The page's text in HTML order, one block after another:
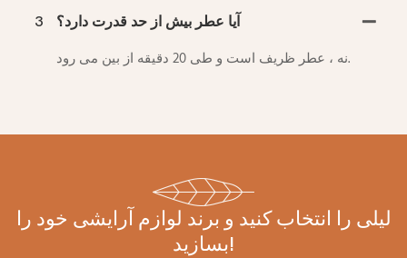
3 آیا عطر بیش از حد قدرت دارد؟
نه ، عطر ظریف است و طی 20 دقیقه از بین می رود.
لیلی را انتخاب کنید و برند لوازم آرایشی خود را
بسازید!